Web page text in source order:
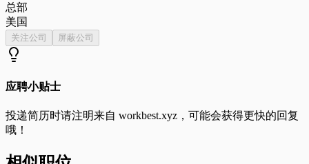
总部
美国
关注公司 屏蔽公司
应聘小贴士
投递简历时请注明来自 workbest.xyz ，可能会获得更快的回复
哦！